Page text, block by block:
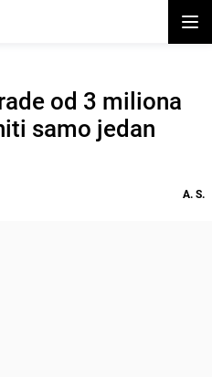
od 3 miliona
samo jedan
A. S.